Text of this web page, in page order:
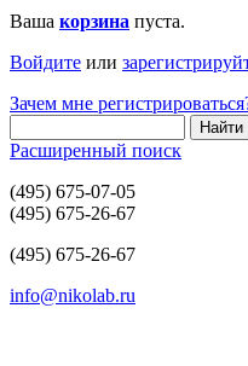
Ваша корзина пуста.
Войдите или
Зачем мне
Расширенный поиск
(495) 675-07-05
(495) 675-26-67
(495) 675-26-67
info@nikolab.ru